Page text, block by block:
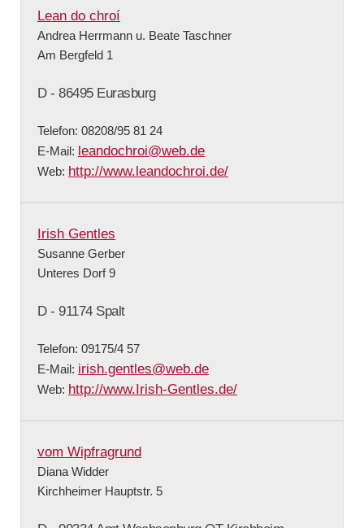
Lean do chroí
Andrea Herrmann u. Beate Taschner
Am Bergfeld 1
D - 86495 Eurasburg
Telefon: 08208/95 81 24
E-Mail: leandochroi@web.de
Web: http://www.leandochroi.de/
Irish Gentles
Susanne Gerber
Unteres Dorf 9
D - 91174 Spalt
Telefon: 09175/4 57
E-Mail: irish.gentles@web.de
Web: http://www.Irish-Gentles.de/
vom Wipfragrund
Diana Widder
Kirchheimer Hauptstr. 5